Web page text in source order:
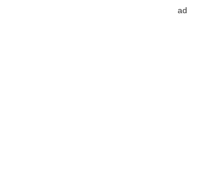
ad